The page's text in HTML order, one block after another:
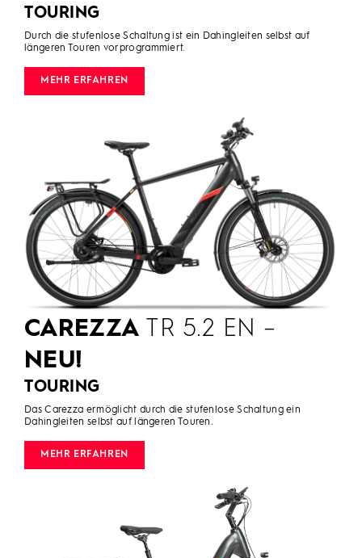
TOURING
Durch die stufenlose Schaltung ist ein Dahingleiten selbst auf
längeren Touren vorprogrammiert.
MEHR ERFAHREN
CAREZZA TR 5.2 EN –
NEU!
TOURING
Das Carezza ermöglicht durch die stufenlose Schaltung ein
Dahingleiten selbst auf längeren Touren.
MEHR ERFAHREN